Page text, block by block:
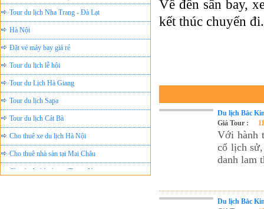
Tour du lịch Nha Trang - Đà Lạt
Hà Nội
Đặt vé máy bay giá rẻ
Tour du lịch lễ hội
Tour du Lịch Hà Giang
Tour du lịch Sapa
Tour du lịch Cát Bà
Cho thuê xe du lịch Hà Nội
Cho thuê nhà sàn tại Mai Châu
Cho thuê nhà sàn tại Thung Nai
Về đến sân bay,
kết thúc chuyến đi.
Du lịch Bắc
Giá Tour :
Với hành
cổ lịch
danh lam
Du lịch Bắc